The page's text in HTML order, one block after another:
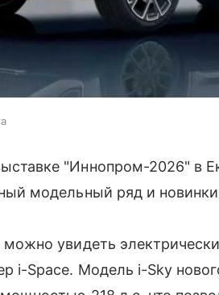
"Иннопром-2026" в
модельный ряд и
увидеть
i-Space. Модель i-Sky